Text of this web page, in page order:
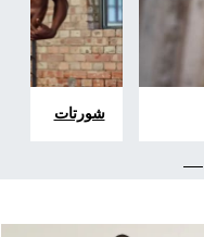
شورتات